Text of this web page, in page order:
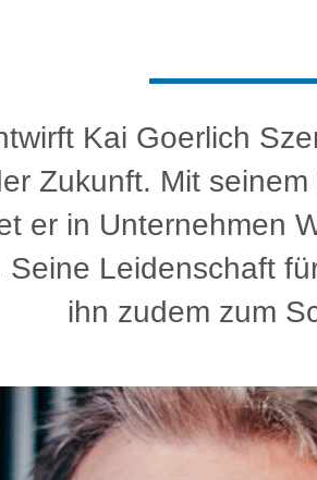
Kai Goerlich
Zukunft. Mit
er in Unternehmen
Seine Leidenschaft
ihn zudem zum